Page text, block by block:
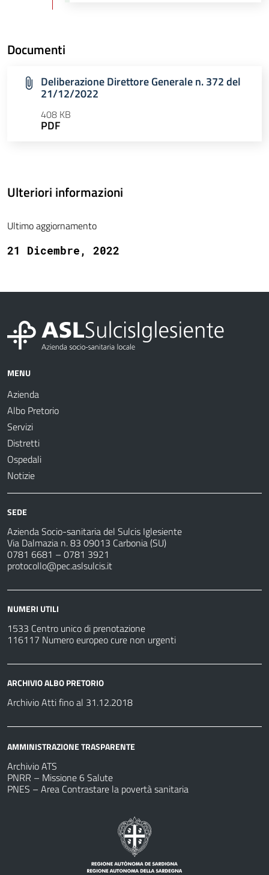
Documenti
Deliberazione Direttore Generale n. 372 del
21/12/2022
408 KB
PDF
Ulteriori informazioni
Ultimo aggiornamento
21 Dicembre, 2022
MENU
Azienda
Albo Pretorio
Servizi
Distretti
Ospedali
Notizie
SEDE
Azienda Socio-sanitaria del Sulcis Iglesiente
Via Dalmazia n. 83 09013 Carbonia (SU)
0781 6681 – 0781 3921
protocollo@pec.aslsulcis.it
NUMERI UTILI
1533 Centro unico di prenotazione
116117 Numero europeo cure non urgenti
ARCHIVIO ALBO PRETORIO
Archivio Atti fino al 31.12.2018
AMMINISTRAZIONE TRASPARENTE
Archivio ATS
PNRR – Missione 6 Salute
PNES – Area Contrastare la povertà sanitaria